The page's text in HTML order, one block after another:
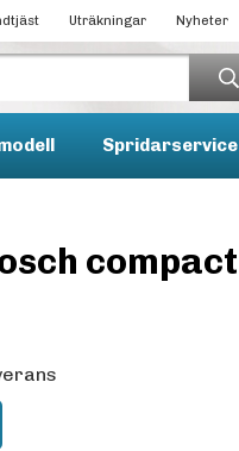
Uträkningar Nyheter
Spridarservice
compact